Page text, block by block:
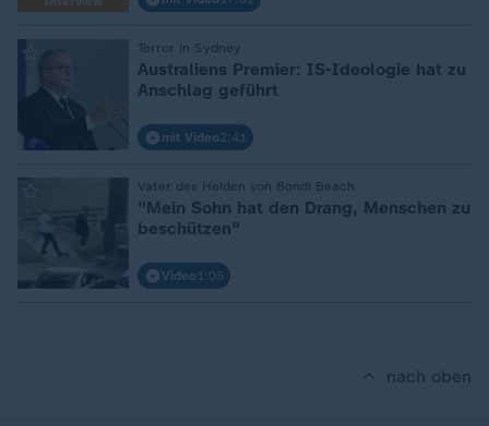
Terror in Sydney
Australiens Premier: IS-Ideologie hat zu
Anschlag geführt
mit Video2:41
Vater des Helden von Bondi Beach
"Mein Sohn hat den Drang, Menschen zu
beschützen"
Video 1:05
nach oben